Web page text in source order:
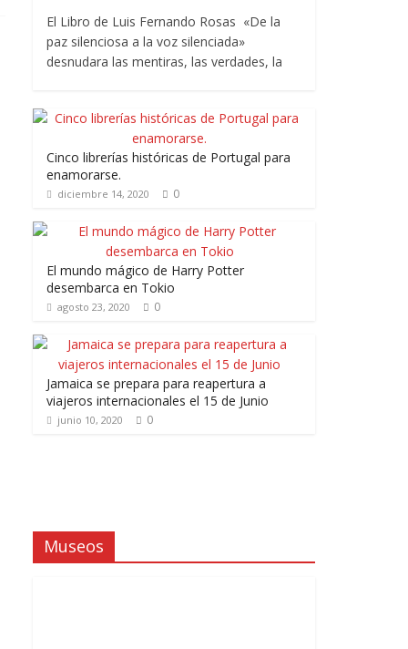
El Libro de Luis Fernando Rosas «De la
paz silenciosa a la voz silenciada»
desnudara las mentiras, las verdades, la
Cinco librerías históricas de Portugal para
enamorarse.
diciembre 14, 2020 0
El mundo mágico de Harry Potter
desembarca en Tokio
agosto 23, 2020 0
Jamaica se prepara para reapertura a
viajeros internacionales el 15 de Junio
junio 10, 2020 0
Museos